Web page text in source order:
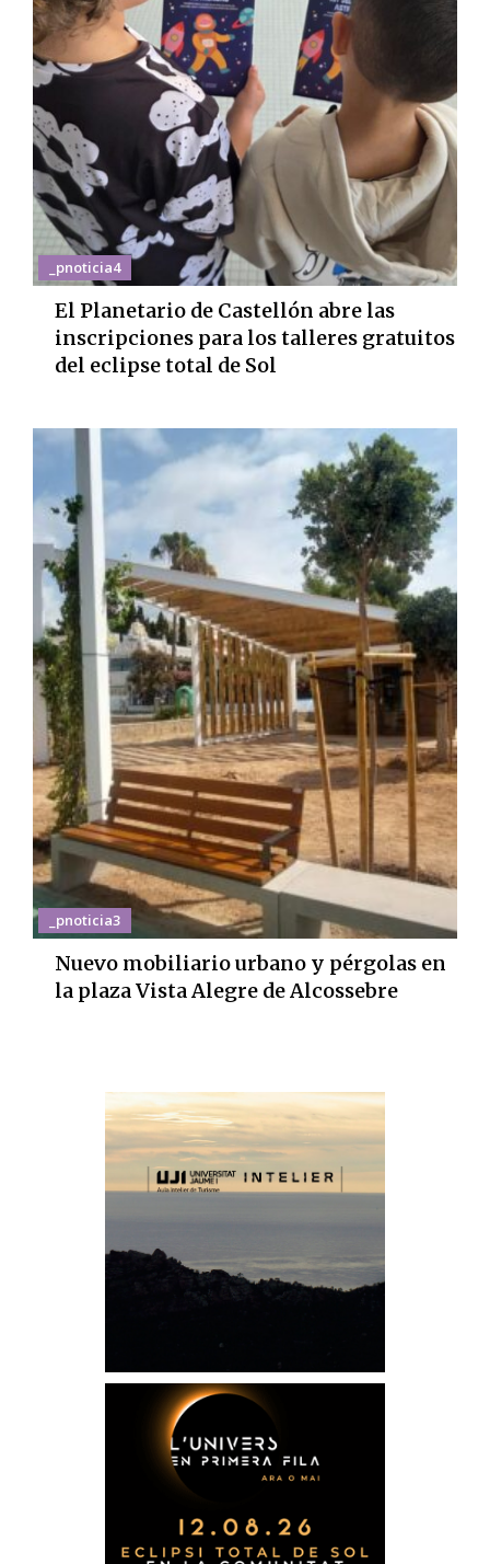
_pnoticia4
El Planetario de Castellón abre las
inscripciones para los talleres gratuitos
del eclipse total de Sol
_pnoticia3
Nuevo mobiliario urbano y pérgolas en
la plaza Vista Alegre de Alcossebre